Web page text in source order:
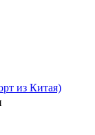
из Китая)